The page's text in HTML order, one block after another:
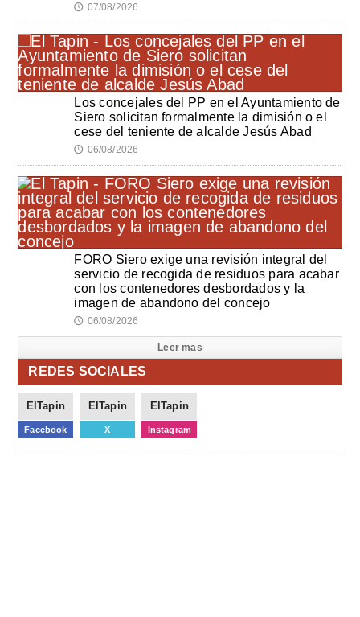
🕔 07/08/2026
Los concejales del PP en el Ayuntamiento de
Siero solicitan formalmente la dimisión o el
cese del teniente de alcalde Jesús Abad
🕔 06/08/2026
FORO Siero exige una revisión integral del
servicio de recogida de residuos para acabar
con los contenedores desbordados y la
imagen de abandono del concejo
🕔 06/08/2026
Leer mas
REDES SOCIALES
ElTapin
Facebook
ElTapin
X
ElTapin
Instagram